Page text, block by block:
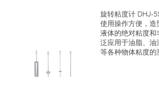
旋转粘度计 DHJ-
使用操作方便，
液体的绝对粘度
泛应用于油脂、
等各种物体粘度的